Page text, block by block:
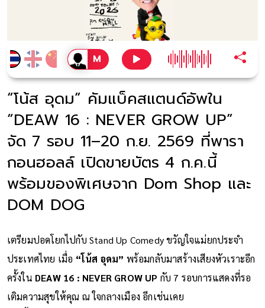
“โน้ส อุดม” คัมแบ็คสแตนด์อัพใน
“DEAW 16 : NEVER GROW UP”
จัด 7 รอบ 11–20 ก.ย. 2569 ที่พารา
กอนฮอลล์ เปิดขายบัตร 4 ก.ค.นี้
พร้อมของพิเศษจาก Dom Shop และ
DOM DOG
เตรียมปอดโยกไปกับ Stand Up Comedy ขวัญใจแม่ยกประจำ
ประเทศไทย เมื่อ “โน้ส อุดม” พร้อมกลับมาสร้างเสียงหัวเราะอีก
ครั้งใน DEAW 16 : NEVER GROW UP กับ 7 รอบการแสดงที่รอ
เติมความสุขให้คุณ ณ ใจกลางเมือง อีกเช่นเคย